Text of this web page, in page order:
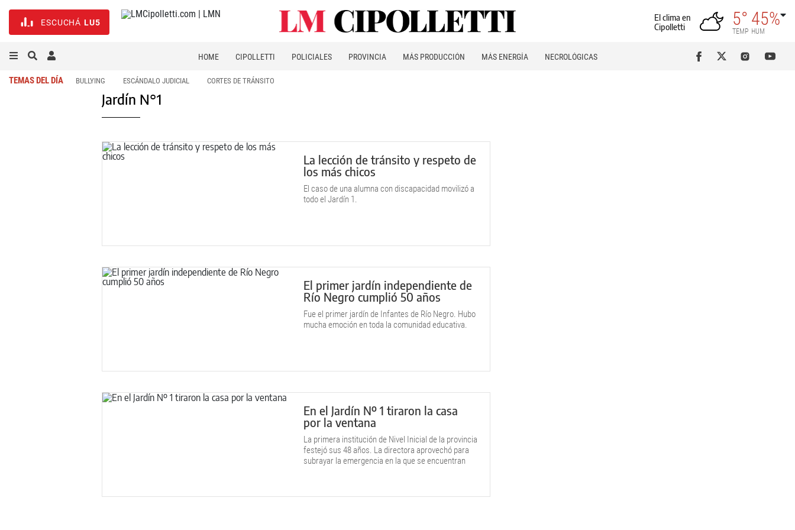
ESCUCHÁ LU5
El clima en
Cipolletti
5°
TEMP
45%
HUM
HOME CIPOLLETTI POLICIALES PROVINCIA MÁS PRODUCCIÓN MÁS ENERGÍA NECROLÓGICAS
TEMAS DEL DÍA BULLYING ESCÁNDALO JUDICIAL CORTES DE TRÁNSITO
Jardín N°1
La lección de tránsito y respeto de
los más chicos
El caso de una alumna con discapacidad movilizó a
todo el Jardín 1.
El primer jardín independiente de
Río Negro cumplió 50 años
Fue el primer jardín de Infantes de Río Negro. Hubo
mucha emoción en toda la comunidad educativa.
En el Jardín Nº 1 tiraron la casa
por la ventana
La primera institución de Nivel Inicial de la provincia
festejó sus 48 años. La directora aprovechó para
subrayar la emergencia en la que se encuentran